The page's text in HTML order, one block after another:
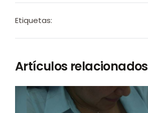
Etiquetas:
Artículos relacionados